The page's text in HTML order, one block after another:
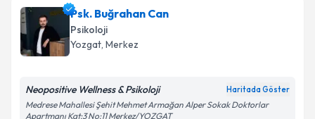
Psk. Buğrahan Can
Psikoloji
Yozgat, Merkez
Neopositive Wellness & Psikoloji Haritada Göster
Medrese Mahallesi Şehit Mehmet Armağan Alper Sokak Doktorlar
Apartmanı Kat:3 No:11 Merkez/YOZGAT